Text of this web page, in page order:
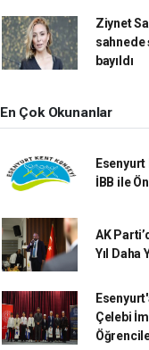
Ziynet
sahnede
bayıldı
En Çok Okunanlar
İBB ile
AK
Yıl Daha
Çelebi